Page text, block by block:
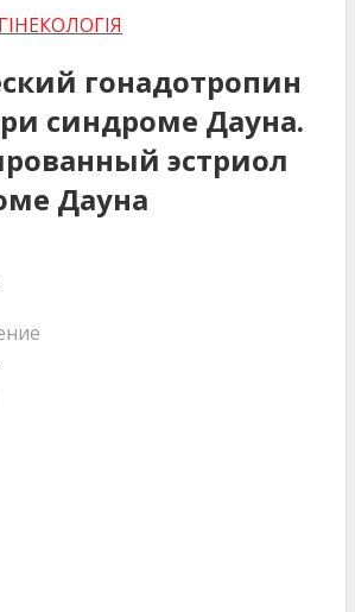
гонадотропин
синдроме Дауна.
эстриол
Дауна